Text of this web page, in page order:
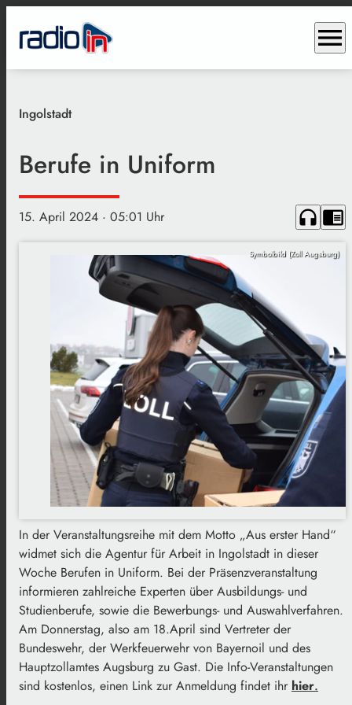
menu
Ingolstadt
Berufe in Uniform
15. April 2024 · 05:01 Uhr headphones chrome_reader_mode
Symbolbild (Zoll Augsburg)
In der Veranstaltungsreihe mit dem Motto „Aus erster Hand“
widmet sich die Agentur für Arbeit in Ingolstadt in dieser
Woche Berufen in Uniform. Bei der Präsenzveranstaltung
informieren zahlreiche Experten über Ausbildungs- und
Studienberufe, sowie die Bewerbungs- und Auswahlverfahren.
Am Donnerstag, also am 18.April sind Vertreter der
Bundeswehr, der Werkfeuerwehr von Bayernoil und des
Hauptzollamtes Augsburg zu Gast. Die Info-Veranstaltungen
sind kostenlos, einen Link zur Anmeldung findet ihr hier.